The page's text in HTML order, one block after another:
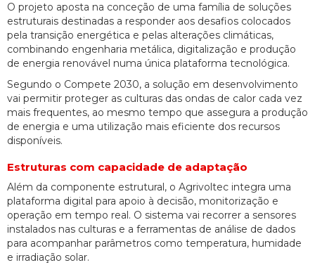
O projeto aposta na conceção de uma família de soluções
estruturais destinadas a responder aos desafios colocados
pela transição energética e pelas alterações climáticas,
combinando engenharia metálica, digitalização e produção
de energia renovável numa única plataforma tecnológica.
Segundo o Compete 2030, a solução em desenvolvimento
vai permitir proteger as culturas das ondas de calor cada vez
mais frequentes, ao mesmo tempo que assegura a produção
de energia e uma utilização mais eficiente dos recursos
disponíveis.
Estruturas com capacidade de adaptação
Além da componente estrutural, o Agrivoltec integra uma
plataforma digital para apoio à decisão, monitorização e
operação em tempo real. O sistema vai recorrer a sensores
instalados nas culturas e a ferramentas de análise de dados
para acompanhar parâmetros como temperatura, humidade
e irradiação solar.